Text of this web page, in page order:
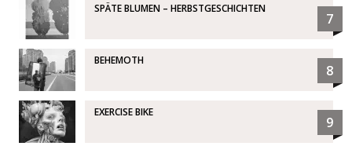
SPÄTE BLUMEN – HERBSTGESCHICHTEN
7
BEHEMOTH
8
EXERCISE BIKE
9